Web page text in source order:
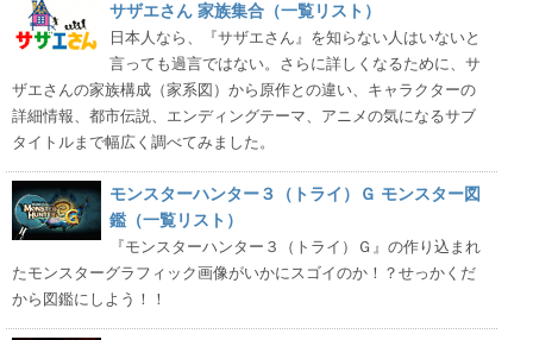
サザエさん 家族集合（一覧リスト）
日本人なら、『サザエさん』を知らない人はいないと
言っても過言ではない。さらに詳しくなるために、サ
ザエさんの家族構成（家系図）から原作との違い、キャラクターの
詳細情報、都市伝説、エンディングテーマ、アニメの気になるサブ
タイトルまで幅広く調べてみました。
モンスターハンター３（トライ）Ｇ モンスター図
鑑（一覧リスト）
『モンスターハンター３（トライ）Ｇ』の作り込まれ
たモンスターグラフィック画像がいかにスゴイのか！？せっかくだ
から図鑑にしよう！！